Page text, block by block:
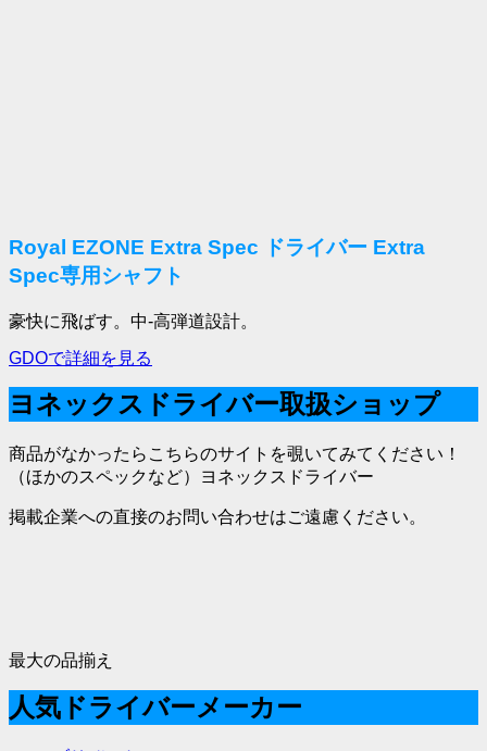
Royal EZONE Extra Spec ドライバー Extra
Spec専用シャフト
豪快に飛ばす。中-高弾道設計。
GDOで詳細を見る
ヨネックスドライバー取扱ショップ
商品がなかったらこちらのサイトを覗いてみてください！
（ほかのスペックなど）ヨネックスドライバー
掲載企業への直接のお問い合わせはご遠慮ください。
最大の品揃え
人気ドライバーメーカー